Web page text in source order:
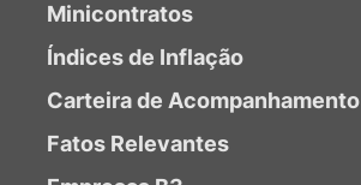
Minicontratos
Índices de Inflação
Carteira de Acompanhamento
Fatos Relevantes